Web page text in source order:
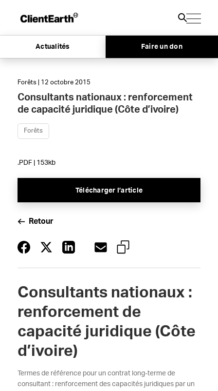
Actualités Faire un don
Forêts | 12 octobre 2015
Consultants nationaux : renforcement
de capacité juridique (Côte d’ivoire)
Forêts
.PDF | 153kb
Télécharger l’article
Retour
Consultants nationaux :
renforcement de
capacité juridique (Côte
d’ivoire)
Termes de référence pour un contrat long-terme de
consultant : renforcement des capacités juridiques par un